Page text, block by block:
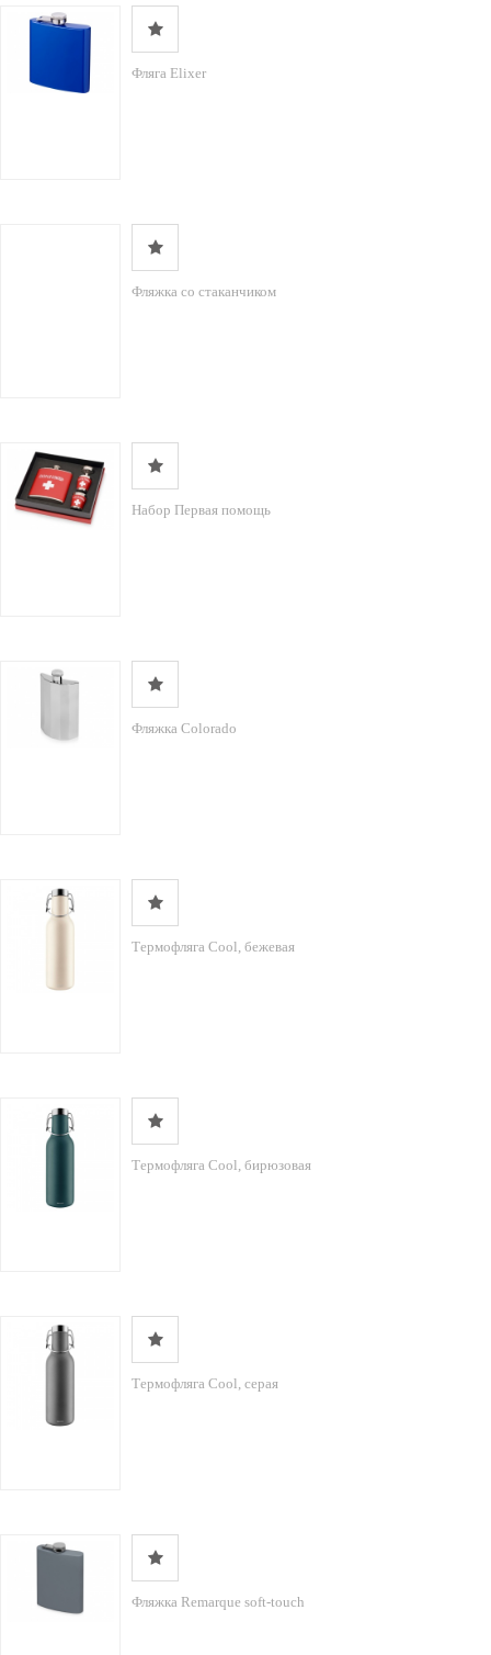
Фляга Elixer
Фляжка со стаканчиком
Набор Первая помощь
Фляжка Colorado
Термофляга Cool, бежевая
Термофляга Cool, бирюзовая
Термофляга Cool, серая
Фляжка Remarque soft-touch